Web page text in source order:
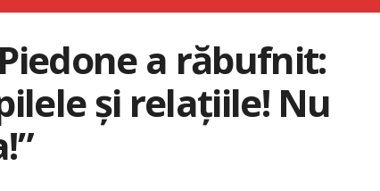
a răbufnit:
și relațiile! Nu